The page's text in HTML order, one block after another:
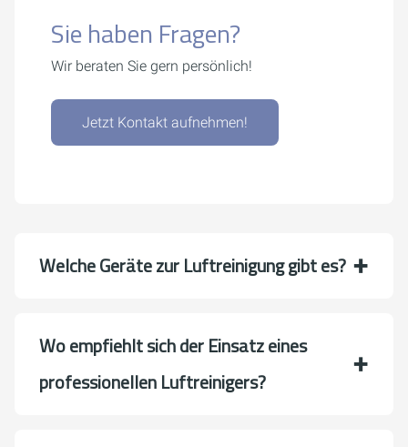
Sie haben Fragen?
Wir beraten Sie gern persönlich!
Jetzt Kontakt aufnehmen!
Welche Geräte zur Luftreinigung gibt es?
Wo empfiehlt sich der Einsatz eines
professionellen Luftreinigers?